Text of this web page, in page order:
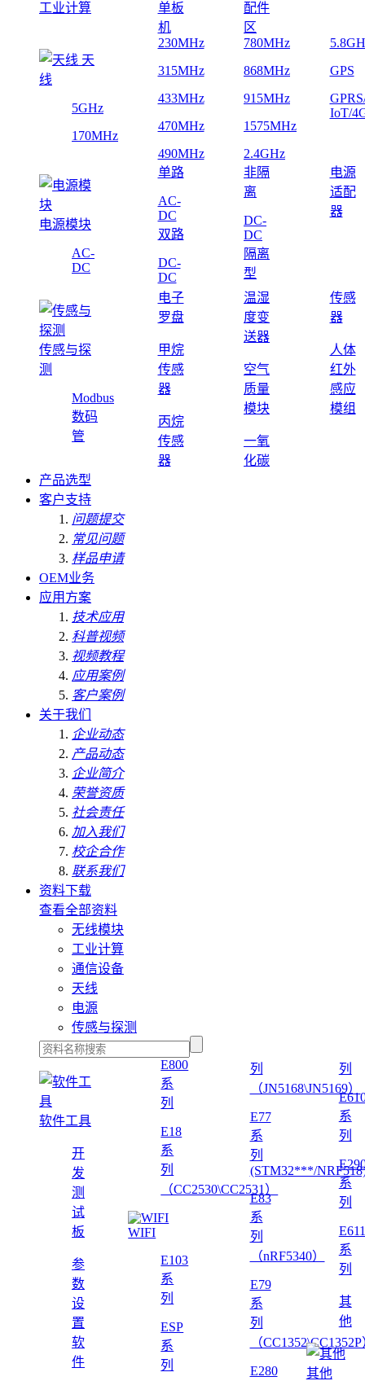
工业计算
单板
机
配件
区
天
线
5GHz
170MHz
230MHz
315MHz
433MHz
470MHz
490MHz
780MHz
868MHz
915MHz
1575MHz
2.4GHz
GPS
IoT/
电源模块
AC-
DC
单路
AC-
DC
双路
DC-
DC
非隔
离
DC-
DC
隔离
型
电源
适配
器
传感与探
测
Modbus
数码
管
电子
罗盘
甲烷
传感
器
丙烷
传感
器
温湿
度变
送器
空气
质量
模块
一氧
化碳
传感
器
人体
红外
感应
模组
产品选型
客户支持
问题提交
常见问题
样品申请
OEM业务
应用方案
技术应用
科普视频
视频教程
应用案例
客户案例
关于我们
企业动态
产品动态
企业简介
荣誉资质
社会责任
加入我们
校企合作
联系我们
资料下载
查看全部资料
无线模块
工业计算
通信设备
天线
电源
传感与探测
软件工具
开
发
测
试
板
参
数
设
置
软
件
E800
系
列
E18
系
列
（CC2530\CC2531）
WIFI
E103
系
列
ESP
系
列
列
（JN5168\JN5169）
E77
系
列
(STM32***/
E83
系
列
（nRF5340）
E79
系
列
（
E280
列
系
列
系
列
E611
系
列
其
他
其他